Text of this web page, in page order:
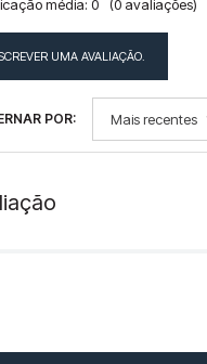
média: 0 (0 avaliações)
UMA AVALIAÇÃO.
Mais recentes